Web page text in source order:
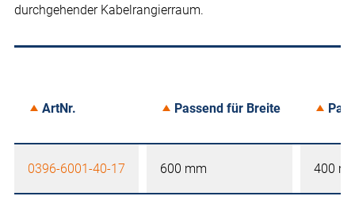
durchgehender Kabelrangierraum.
ArtNr. Passend für Breite
0396-6001-40-17 600 mm 400